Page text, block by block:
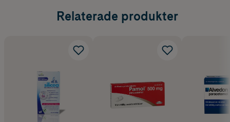
Relaterade produkter